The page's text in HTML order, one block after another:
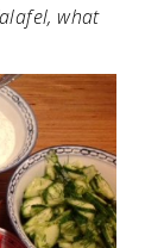
what